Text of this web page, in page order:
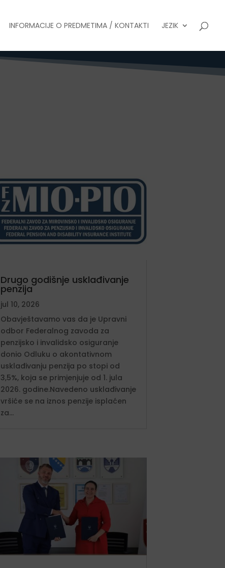
INFORMACIJE O PREDMETIMA / KONTAKTI JEZIK
Drugo godišnje usklađivanje
penzija
jul 10, 2026
Obavještavamo vas da je Upravni
odbor Federalnog zavoda za
penzijsko i invalidsko osiguranje
donio Odluku o akontativnom
usklađivanju penzija po stopi od
3,5%, koja se primjenjuje od 1. jula
2026. godine.Navedeno usklađivanje
vršiće se na iznos penzije isplaćen
za...